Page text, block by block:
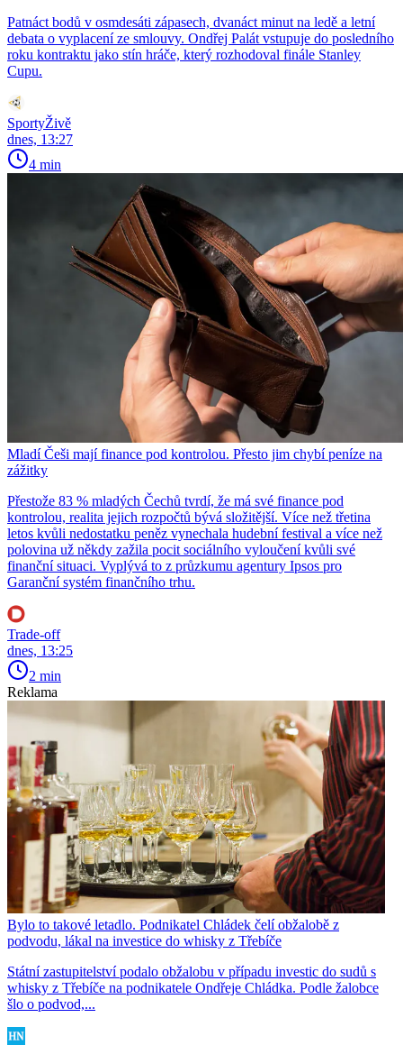
Patnáct bodů v osmdesáti zápasech, dvanáct minut na ledě a letní
debata o vyplacení ze smlouvy. Ondřej Palát vstupuje do posledního
roku kontraktu jako stín hráče, který rozhodoval finále Stanley
Cupu.
SportyŽivě
dnes, 13:27
4 min
Mladí Češi mají finance pod kontrolou. Přesto jim chybí peníze na
zážitky
Přestože 83 % mladých Čechů tvrdí, že má své finance pod
kontrolou, realita jejich rozpočtů bývá složitější. Více než třetina
letos kvůli nedostatku peněz vynechala hudební festival a více než
polovina už někdy zažila pocit sociálního vyloučení kvůli své
finanční situaci. Vyplývá to z průzkumu agentury Ipsos pro
Garanční systém finančního trhu.
Trade-off
dnes, 13:25
2 min
Reklama
Bylo to takové letadlo. Podnikatel Chládek čelí obžalobě z
podvodu, lákal na investice do whisky z Třebíče
Státní zastupitelství podalo obžalobu v případu investic do sudů s
whisky z Třebíče na podnikatele Ondřeje Chládka. Podle žalobce
šlo o podvod,...